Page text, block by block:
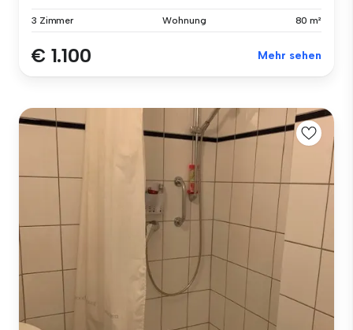
3 Zimmer Wohnung 80 m²
€ 1.100 Mehr sehen